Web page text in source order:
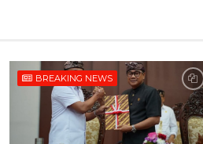
BREAKING NEWS